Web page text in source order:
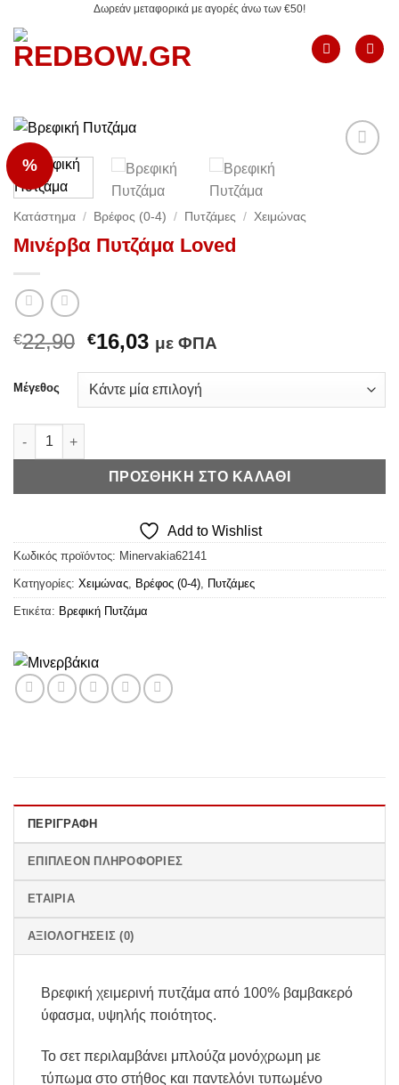
στο
περιεχόμενο
Δωρεάν μεταφορικά με αγορές άνω των €50!
%
Κατάστημα / Βρέφος (0-4) / Πυτζάμες / Χειμώνας
Μινέρβα Πυτζάμα Loved
€22,90 Original
was:
€22,90.
€16,03Η
τιμή
είναι:
με ΦΠΑ
Μέγεθος
Μινέρβα Πυτζάμα Loved ποσότητα
ΠΡΟΣΘΉΚΗ ΣΤΟ ΚΑΛΆΘΙ
Add to Wishlist
Κωδικός προϊόντος: Minervakia62141
Κατηγορίες: Χειμώνας, Βρέφος (0-4), Πυτζάμες
Ετικέτα: Βρεφική Πυτζάμα
ΠΕΡΙΓΡΑΦΉ
ΕΠΙΠΛΈΟΝ ΠΛΗΡΟΦΟΡΊΕΣ
ΕΤΑΙΡΊΑ
ΑΞΙΟΛΟΓΉΣΕΙΣ (0)
Βρεφική χειμερινή πυτζάμα από 100% βαμβακερό
ύφασμα, υψηλής ποιότητος.
Το σετ περιλαμβάνει μπλούζα μονόχρωμη με
τύπωμα στο στήθος και παντελόνι τυπωμένο